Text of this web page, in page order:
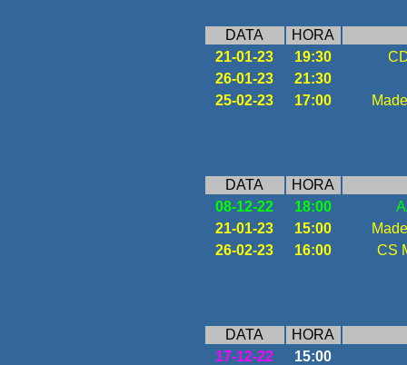
DATA
HORA
21-01-23
19:30
26-01-23
21:30
25-02-23
17:00
DATA
HORA
08-12-22
18:00
21-01-23
15:00
26-02-23
16:00 CS
DATA
HORA
17-12-22
15:00